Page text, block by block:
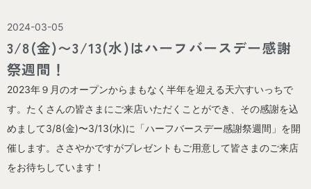
2024-03-05
3/8(金)〜3/13(水)はハーフバースデー感謝
祭週間！
2023年９月のオープンからまもなく半年を迎える天六すいっちで
す。たくさんの皆さまにご来店いただくことができ、その感謝を込
めまして3/8(金)〜3/13(水)に「ハーフバースデー感謝祭週間」を開
催します。ささやかですがプレゼントもご用意して皆さまのご来店
をお待ちしています！